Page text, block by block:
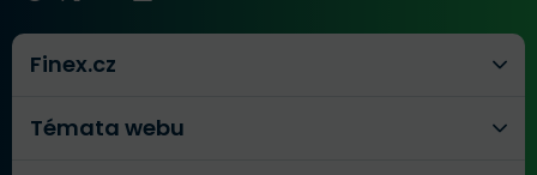
Finex.cz
Témata webu